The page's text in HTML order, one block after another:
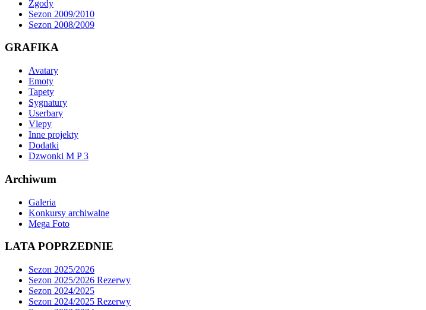
Zgody
Sezon 2009/2010
Sezon 2008/2009
GRAFIKA
Avatary
Emoty
Tapety
Sygnatury
Userbary
Vlepy
Inne projekty
Dodatki
Dzwonki M P 3
Archiwum
Galeria
Konkursy archiwalne
Mega Foto
LATA POPRZEDNIE
Sezon 2025/2026
Sezon 2025/2026 Rezerwy
Sezon 2024/2025
Sezon 2024/2025 Rezerwy